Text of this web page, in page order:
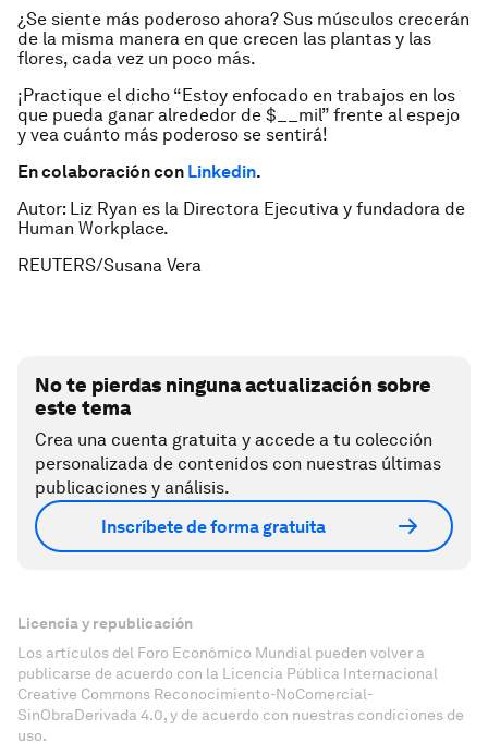
¿Se siente más poderoso ahora? Sus músculos crecerán
de la misma manera en que crecen las plantas y las
flores, cada vez un poco más.
¡Practique el dicho “Estoy enfocado en trabajos en los
que pueda ganar alrededor de $__mil” frente al espejo
y vea cuánto más poderoso se sentirá!
En colaboración con Linkedin.
Autor: Liz Ryan es la Directora Ejecutiva y fundadora de
Human Workplace.
REUTERS/Susana Vera
No te pierdas ninguna actualización sobre
este tema
Crea una cuenta gratuita y accede a tu colección
personalizada de contenidos con nuestras últimas
publicaciones y análisis.
Inscríbete de forma gratuita
Licencia y republicación
Los artículos del Foro Económico Mundial pueden volver a
publicarse de acuerdo con la Licencia Pública Internacional
Creative Commons Reconocimiento-NoComercial-
SinObraDerivada 4.0, y de acuerdo con nuestras condiciones de
uso.